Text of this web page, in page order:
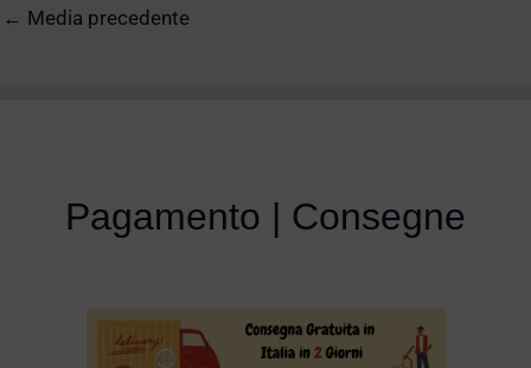
← Media precedente
Pagamento | Consegne